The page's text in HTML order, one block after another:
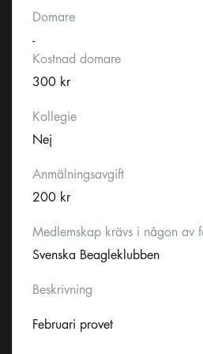
Domare
-
Kostnad domare
300 kr
Kollegie
Nej
Anmälningsavgift
200 kr
Medlemskap krävs i någon av
Svenska Beagleklubben
Beskrivning
Februari provet